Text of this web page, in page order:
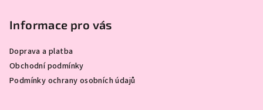
Informace pro vás
Doprava a platba
Obchodní podmínky
Podmínky ochrany osobních údajů